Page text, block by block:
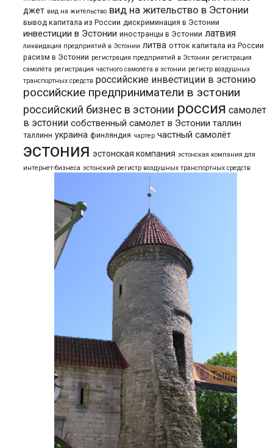
джет вид на жительство вид на жительство в Эстонии
вывод капитала из России дискриминация в Эстонии
инвестиции в Эстонии иностранцы в Эстонии латвия
ликвидация предприятий в Эстонии литва отток капитала из России
расизм в Эстонии регистрация предприятий в Эстонии регистрация
самолёта регистрация частного самолёта в эстонии регистр воздушных
транспортных средств российские инвестиции в эстонию
российские предприниматели в эстонии
российский бизнес в эстонии россия самолет
в эстонии собственный самолет в Эстонии таллин
таллинн украина финляндия чартер частный самолёт
эстония эстонская компания эстонская компания для
интернет-бизнеса эстонский регистр воздушных транспортных средств